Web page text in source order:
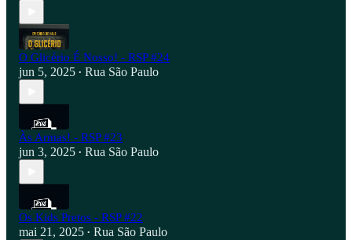
O Glicério É Nosso! - RSP #24
jun 5, 2025 • Rua São Paulo
Às Armas! - RSP #23
jun 3, 2025 • Rua São Paulo
Os Kids Pretos - RSP #22
mai 21, 2025 • Rua São Paulo